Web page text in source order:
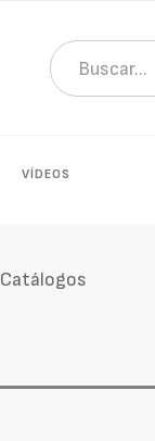
VÍDEOS
Catálogos